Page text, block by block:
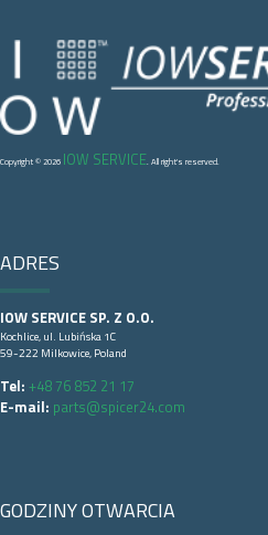
Copyright © 2026 IOW SERVICE. All right's reserved.
ADRES
IOW SERVICE SP. Z O.O.
Kochlice, ul. Lubińska 1C
59-222 Milkowice, Poland
Tel: +48 76 852 21 17
E-mail: parts@spicer24.com
GODZINY OTWARCIA